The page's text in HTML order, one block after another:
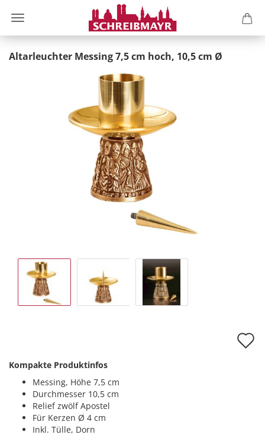
Altarleuchter Messing 7,5 cm hoch, 10,5 cm Ø
Kompakte Produktinfos
Messing, Höhe 7,5 cm
Durchmesser 10,5 cm
Relief zwölf Apostel
Für Kerzen Ø 4 cm
Inkl. Tülle, Dorn